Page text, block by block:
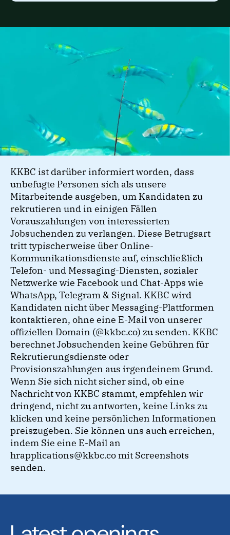
KKBC ist darüber informiert worden, dass
unbefugte Personen sich als unsere
Mitarbeitende ausgeben, um Kandidaten zu
rekrutieren und in einigen Fällen
Vorauszahlungen von interessierten
Jobsuchenden zu verlangen. Diese Betrugsart
tritt typischerweise über Online-
Kommunikationsdienste auf, einschließlich
Telefon- und Messaging-Diensten, sozialer
Netzwerke wie Facebook und Chat-Apps wie
WhatsApp, Telegram & Signal. KKBC wird
Kandidaten nicht über Messaging-Plattformen
kontaktieren, ohne eine E-Mail von unserer
offiziellen Domain (@kkbc.co) zu senden. KKBC
berechnet Jobsuchenden keine Gebühren für
Rekrutierungsdienste oder
Provisionszahlungen aus irgendeinem Grund.
Wenn Sie sich nicht sicher sind, ob eine
Nachricht von KKBC stammt, empfehlen wir
dringend, nicht zu antworten, keine Links zu
klicken und keine persönlichen Informationen
preiszugeben. Sie können uns auch erreichen,
indem Sie eine E-Mail an
hrapplications@kkbc.co mit Screenshots
senden.